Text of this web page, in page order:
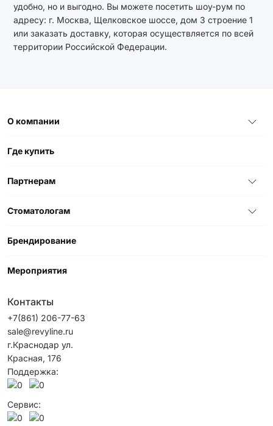
удобно, но и выгодно. Вы можете посетить шоу-рум по
адресу: г. Москва, Щелковское шоссе, дом 3 строение 1
или заказать доставку, которая осуществляется по всей
территории Российской Федерации.
О компании
Где купить
Партнерам
Стоматологам
Брендирование
Мероприятия
Контакты
+7(861) 206-77-63
sale@revyline.ru
г.Краснодар ул.
Красная, 176
Поддержка:
Сервис: